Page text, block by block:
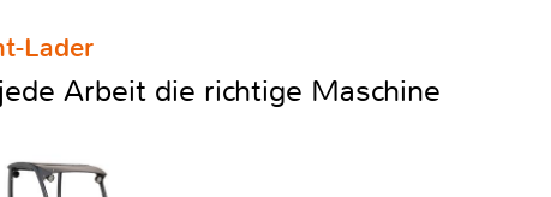
Lader
Arbeit die richtige Maschine